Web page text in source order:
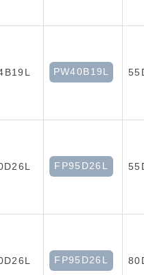
PW40B19L
FP95D26L
FP95D26L